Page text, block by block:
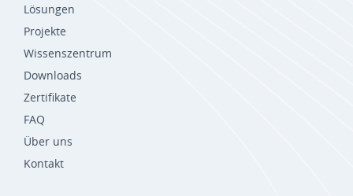
Lösungen
Projekte
Wissenszentrum
Downloads
Zertifikate
FAQ
Über uns
Kontakt